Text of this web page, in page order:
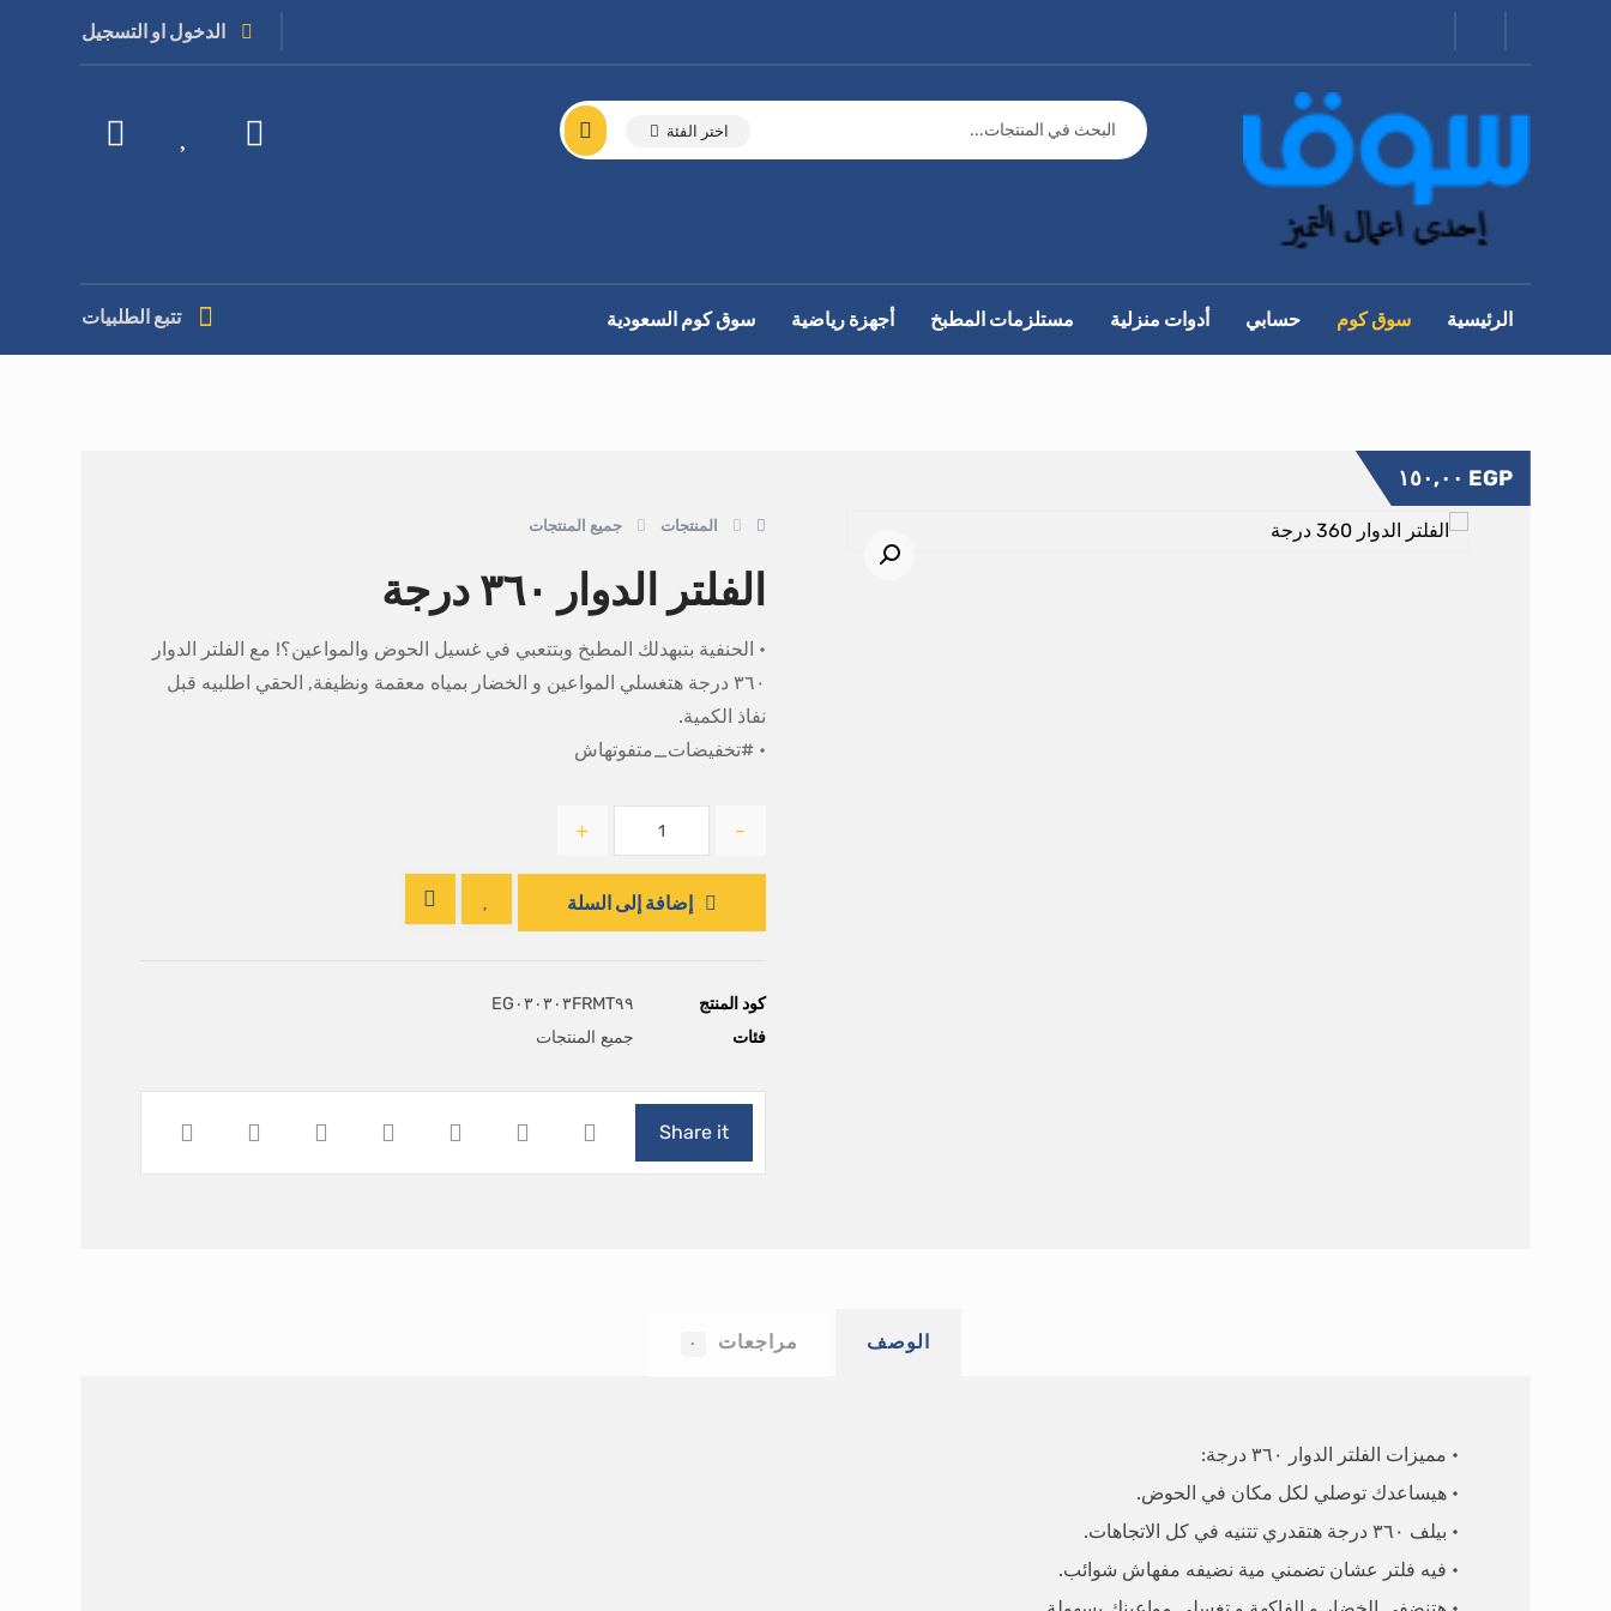
الدخول او التسجيل
اختر الفئة
الرئيسية سوق كوم حسابي أدوات منزلية مستلزمات المطبخ أجهزة رياضية سوق كوم السعودية تتبع الطلبيات
المنتجات جميع المنتجات
الفلتر الدوار ٣٦٠ درجة
EGP
• الحنفية بتبهدلك المطبخ وبتتعبي في غسيل الحوض والمواعين؟! مع الفلتر الدوار
٣٦٠ درجة هتغسلي المواعين و الخضار بمياه معقمة ونظيفة, الحقي اطلبيه قبل
نفاذ الكمية.
• #تخفيضات_متفوتهاش
-
+
إضافة إلى السلة
كود المنتج
EG٠٣٠٣٠٣FRMT٩٩
فئات
جميع المنتجات
الوصف مراجعات ٠
• مميزات الفلتر الدوار ٣٦٠ درجة:
• هيساعدك توصلي لكل مكان في الحوض.
• بيلف ٣٦٠ درجة هتقدري تتنيه في كل الاتجاهات.
• فيه فلتر عشان تضمني مية نضيفه مفهاش شوائب.